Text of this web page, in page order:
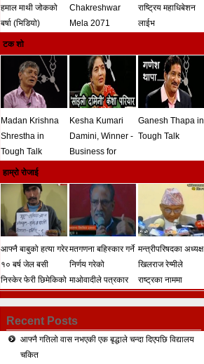
हमाल माथी जोकको
बर्षा (भिडियो)
Chakreshwar
Mela 2071
राष्ट्रिय महाधिबेशन
लाईभ
टक शो
Madan Krishna
Shrestha in
Tough Talk
Kesha Kumari
Damini, Winner -
Business for
Tough Talk
Ganesh Thapa in
Tough Talk
हाम्रो रोजाई
आफ्नै बाबुको हत्या गरेर
१० बर्ष जेल बसी
निस्केर फेरी छिमेकिको
मतगणना बहिस्कार गर्ने
निर्णय गरेको
माओवादीले पत्रकार
मन्त्रीपरिषदका अध्यक्ष
खिलराज रेग्मीले
राष्ट्रका नाममा
Recent Posts
आफ्नै गतिलो वास नभएकी एक बृद्धाले चन्दा दिएपछि विद्यालय
चकित